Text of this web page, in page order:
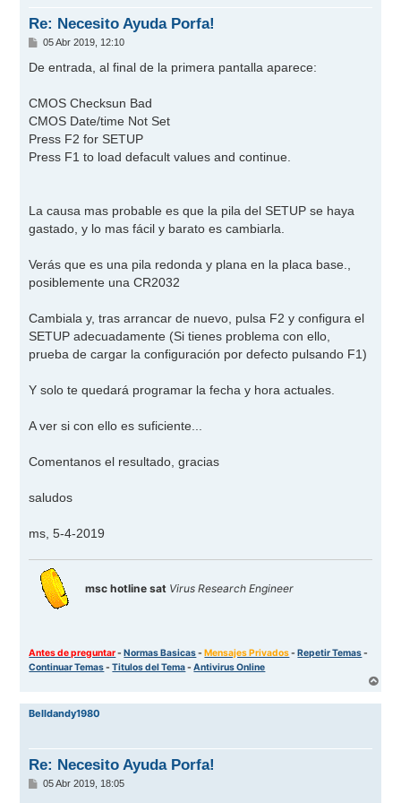
Re: Necesito Ayuda Porfa!
M
n
j
e
05 Abr 2019, 12:10
De entrada, al final de la primera pantalla aparece:
CMOS Checksun Bad
CMOS Date/time Not Set
Press F2 for SETUP
Press F1 to load defacult values and continue.
La causa mas probable es que la pila del SETUP se haya
gastado, y lo mas fácil y barato es cambiarla.
Verás que es una pila redonda y plana en la placa base.,
posiblemente una CR2032
Cambiala y, tras arrancar de nuevo, pulsa F2 y configura el
SETUP adecuadamente (Si tienes problema con ello,
prueba de cargar la configuración por defecto pulsando F1)
Y solo te quedará programar la fecha y hora actuales.
A ver si con ello es suficiente...
Comentanos el resultado, gracias
saludos
ms, 5-4-2019
msc hotline sat Virus Research Engineer
Antes de preguntar-Normas Basicas-Mensajes Privados-Repetir Temas-
Continuar Temas-Titulos del Tema-Antivirus Online
r
Belldandy1980
Re: Necesito Ayuda Porfa!
M
05 Abr 2019, 18:05